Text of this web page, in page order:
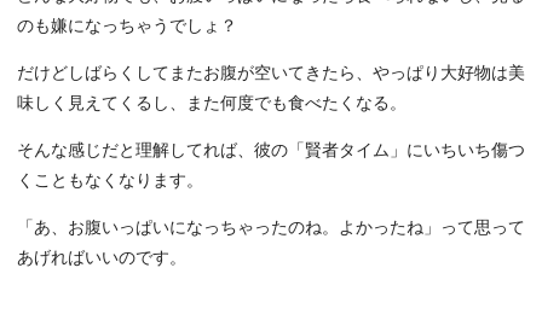
のも嫌になっちゃうでしょ？
だけどしばらくしてまたお腹が空いてきたら、やっぱり大好物は美
味しく見えてくるし、また何度でも食べたくなる。
そんな感じだと理解してれば、彼の「賢者タイム」にいちいち傷つ
くこともなくなります。
「あ、お腹いっぱいになっちゃったのね。よかったね」って思って
あげればいいのです。